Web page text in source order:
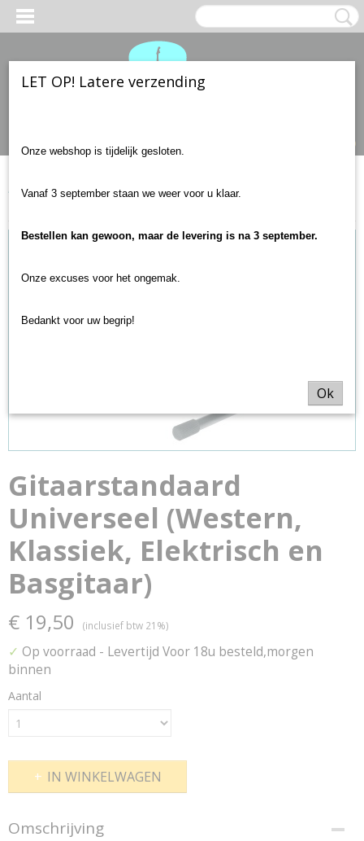
(0)
Home>Gitaar accessoires>Gitaarstandaard
Gitaarstandaard
Universeel (Western,
Klassiek, Elektrisch en
Basgitaar)
€ 19,50 (inclusief btw 21%)
✓ Op voorraad - Levertijd Voor 18u besteld,morgen
binnen
Aantal
IN WINKELWAGEN
Omschrijving
LET OP! Latere verzending
Onze webshop is tijdelijk gesloten.
Vanaf 3 september staan we weer voor u klaar.
Bestellen kan gewoon, maar de levering is na 3 september.
Onze excuses voor het ongemak.
Bedankt voor uw begrip!
Ok